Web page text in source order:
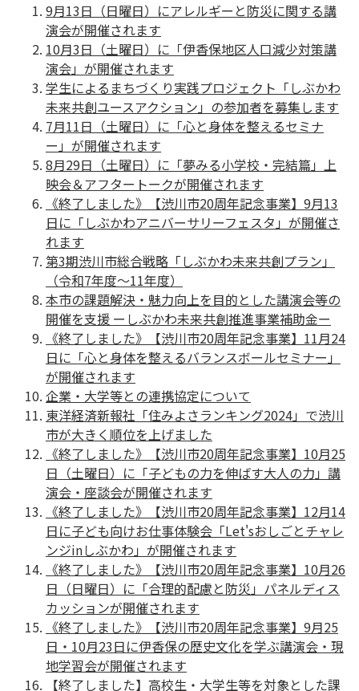
9月13日（日曜日）にアレルギーと防災に関する講
演会が開催されます
10月3日（土曜日）に「伊香保地区人口減少対策講
演会」が開催されます
学生によるまちづくり実践プロジェクト「しぶかわ
未来共創ユースアクション」の参加者を募集します
7月11日（土曜日）に「心と身体を整えるセミナ
ー」が開催されます
8月29日（土曜日）に「夢みる小学校・完結篇」上
映会＆アフタートークが開催されます
《終了しました》【渋川市20周年記念事業】9月13
日に「しぶかわアニバーサリーフェスタ」が開催さ
れます
第3期渋川市総合戦略「しぶかわ未来共創プラン」
（令和7年度〜11年度）
本市の課題解決・魅力向上を目的とした講演会等の
開催を支援 ーしぶかわ未来共創推進事業補助金ー
《終了しました》【渋川市20周年記念事業】11月24
日に「心と身体を整えるバランスボールセミナー」
が開催されます
企業・大学等との連携協定について
東洋経済新報社「住みよさランキング2024」で渋川
市が大きく順位を上げました
《終了しました》【渋川市20周年記念事業】10月25
日（土曜日）に「子どもの力を伸ばす大人の力」講
演会・座談会が開催されます
《終了しました》【渋川市20周年記念事業】12月14
日に子ども向けお仕事体験会「Let'sおしごとチャレ
ンジinしぶかわ」が開催されます
《終了しました》【渋川市20周年記念事業】10月26
日（日曜日）に「合理的配慮と防災」パネルディス
カッションが開催されます
《終了しました》【渋川市20周年記念事業】9月25
日・10月23日に伊香保の歴史文化を学ぶ講演会・現
地学習会が開催されます
【終了しました】高校生・大学生等を対象とした課